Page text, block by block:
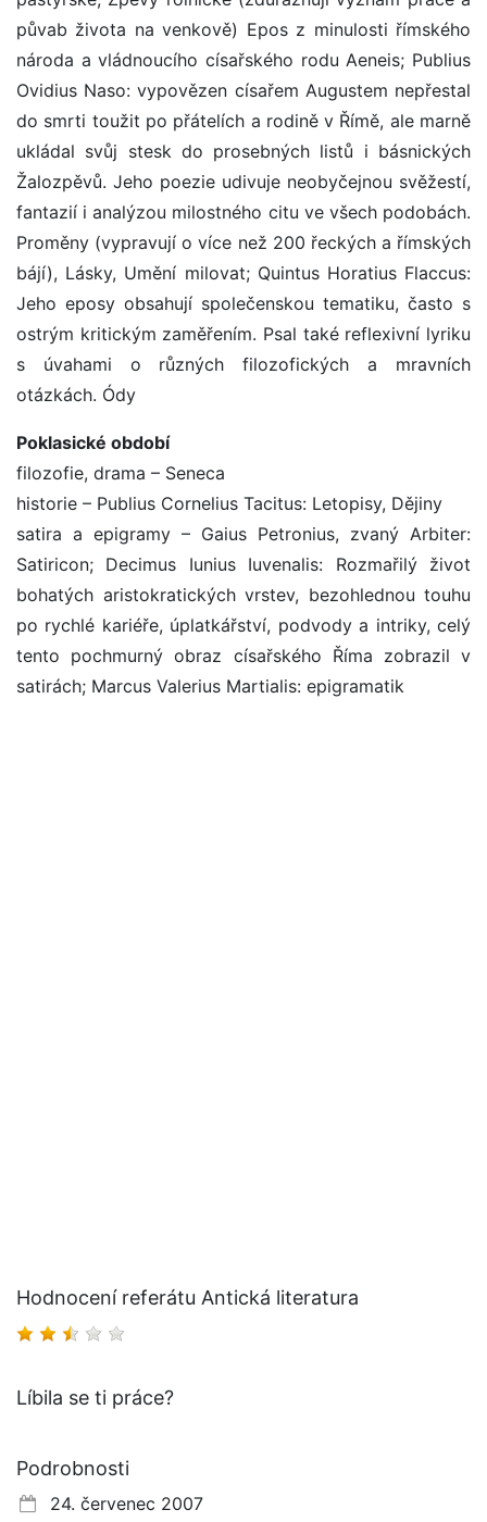
půvab života na venkově) Epos z minulosti římského
národa a vládnoucího císařského rodu Aeneis; Publius
Ovidius Naso: vypovězen císařem Augustem nepřestal
do smrti toužit po přátelích a rodině v Římě, ale marně
ukládal svůj stesk do prosebných listů i básnických
Žalozpěvů. Jeho poezie udivuje neobyčejnou svěžestí,
fantazií i analýzou milostného citu ve všech podobách.
Proměny (vypravují o více než 200 řeckých a římských
bájí), Lásky, Umění milovat; Quintus Horatius Flaccus:
Jeho eposy obsahují společenskou tematiku, často s
ostrým kritickým zaměřením. Psal také reflexivní lyriku
s úvahami o různých filozofických a mravních
otázkách. Ódy
Poklasické období
filozofie, drama – Seneca
historie – Publius Cornelius Tacitus: Letopisy, Dějiny
satira a epigramy – Gaius Petronius, zvaný Arbiter:
Satiricon; Decimus Iunius Iuvenalis: Rozmařilý život
bohatých aristokratických vrstev, bezohlednou touhu
po rychlé kariéře, úplatkářství, podvody a intriky, celý
tento pochmurný obraz císařského Říma zobrazil v
satirách; Marcus Valerius Martialis: epigramatik
Hodnocení referátu Antická literatura
Líbila se ti práce?
Podrobnosti
24. červenec 2007